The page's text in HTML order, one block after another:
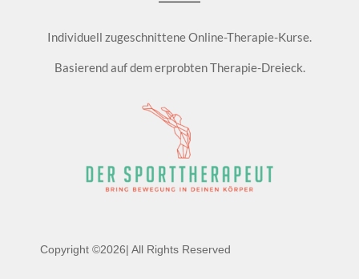
Individuell zugeschnittene Online-Therapie-Kurse.
Basierend auf dem erprobten Therapie-Dreieck.
Copyright ©2026| All Rights Reserved